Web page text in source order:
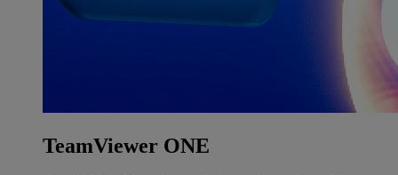
TeamViewer ONE